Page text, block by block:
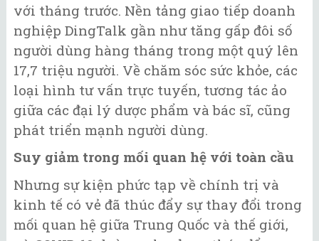
với tháng trước. Nền tảng giao tiếp doanh
nghiệp DingTalk gần như tăng gấp đôi số
người dùng hàng tháng trong một quý lên
17,7 triệu người. Về chăm sóc sức khỏe, các
loại hình tư vấn trực tuyến, tương tác ảo
giữa các đại lý dược phẩm và bác sĩ, cũng
phát triển mạnh người dùng.
Suy giảm trong mối quan hệ với toàn cầu
Nhưng sự kiện phức tạp về chính trị và
kinh tế có vẻ đã thúc đẩy sự thay đổi trong
mối quan hệ giữa Trung Quốc và thế giới,